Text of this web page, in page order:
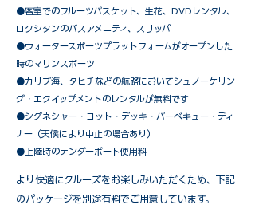
●客室でのフルーツバスケット、生花、DVDレンタル、
ロクシタンのバスアメニティ、スリッパ
●ウォータースポーツプラットフォームがオープンした
時のマリンスポーツ
●カリブ海、タヒチなどの航路においてシュノーケリン
グ・エクイップメントのレンタルが無料です
​●シグネシャー・ヨット・デッキ・バーベキュー・ディ
ナー（天候により中止の場合あり）
●上陸時のテンダーボート使用料
​より快適にクルーズをお楽しみいただくため、下記
のパッケージを別途有料でご用意しています。​